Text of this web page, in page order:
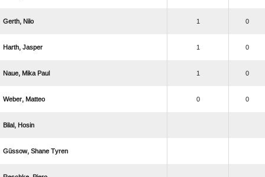
  1 0
  1 0
   1 0
  0 0
 
  